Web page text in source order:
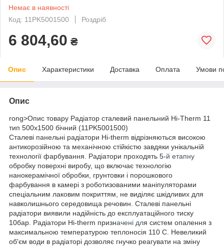
Немає в наявності
Код: 11PK5001500
Роздріб
6 804,60 ₴
Опис Характеристики Доставка Оплата Умови
Опис
rong>Опис товару Радіатор сталевий панельний Hi-Therm 11
тип 500х1500 бічний (11PK5001500)
Сталеві панельні радіатори Hi-therm відрізняються високою
антикорозійною та механічною стійкістю завдяки унікальній
технології фарбування. Радіатори проходять 5-й етапну
обробку поверхні виробу, що включає технологію
нанокерамічної обробки, грунтовки і порошкового
фарбування в камері з роботизованими маніпуляторами
спеціальним лаковим покриттям, не виділяє шкідливих для
навколишнього середовища речовин. Сталеві панельні
радіатори виявили надійність до експлуатаційного тиску
10бар. Радіатори Hi-therm призначені для систем опалення з
максимальною температурою теплоносія 110 С. Невеликий
об'єм води в радіаторі дозволяє гнучко реагувати на зміну